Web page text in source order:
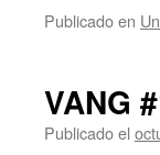
Publicado en
VANG
Publicado el